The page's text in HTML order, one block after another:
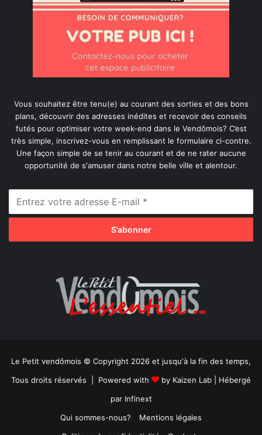
Vous souhaitez être tenu(e) au courant des sorties et des bons
plans, découvrir des adresses inédites et recevoir des conseils
futés pour optimiser votre week-end dans le Vendômois? C’est
très simple, inscrivez-vous en remplissant le formulaire ci-contre.
Une façon simple de se tenir au courant et de ne rater aucune
opportunité de s'amuser dans notre belle ville et alentour.
Le Petit vendômois © Copyright 2026 et jusqu'à la fin des temps,
Tous droits réservés | Powered with
by Kaizen Lab | Hébergé
par Infinext
Qui sommes-nous?
Mentions légales